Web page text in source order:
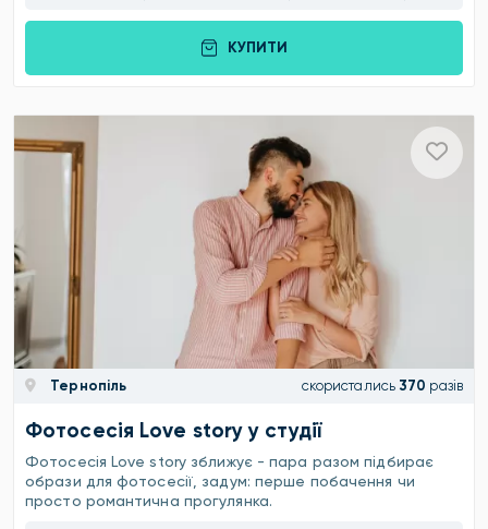
КУПИТИ
Тернопіль скористались 370 разів
Фотосесія Love story у студії
Фотосесія Love story зближує - пара разом підбирає
образи для фотосесії, задум: перше побачення чи
просто романтична прогулянка.